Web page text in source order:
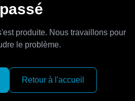
passé
produite. Nous travaillons pour
le problème.
Retour à l'accueil